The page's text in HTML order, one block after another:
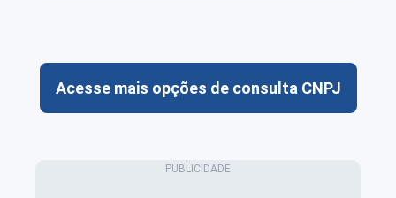
Acesse mais opções de consulta CNPJ